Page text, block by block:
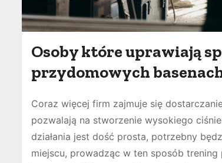
Osoby które uprawiają
przydomowych
Coraz więcej firm zajmuje się
pozwalają na stworzenie wysokiego
działania jest dość prosta, potrzebny
miejscu, prowadząc w ten sposób